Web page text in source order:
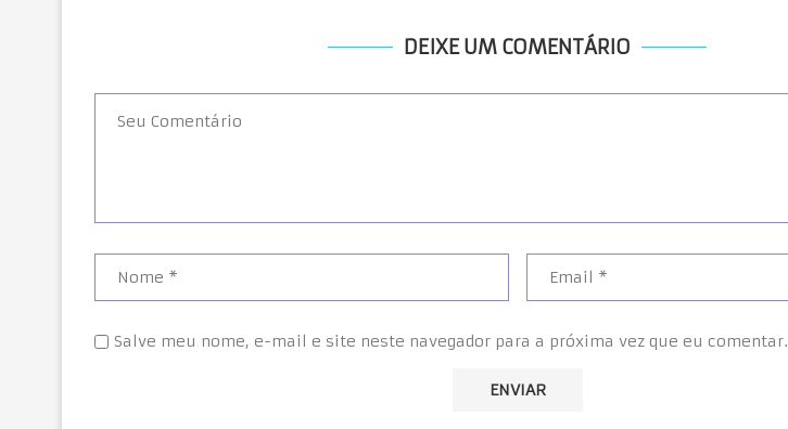
DEIXE UM COMENTÁRIO
Salve meu nome, e-mail e site neste navegador para a próxima vez que eu comentar.